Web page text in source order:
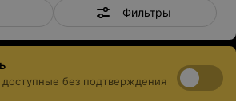
Фильтры
доступные без подтверждения